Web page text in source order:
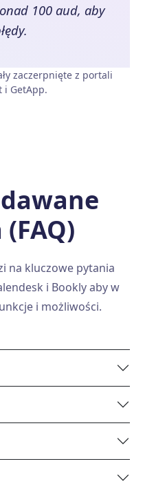
100 aud, aby
zaczerpnięte z portali
i GetApp.
na kluczowe pytania
i Bookly aby w
i możliwości.